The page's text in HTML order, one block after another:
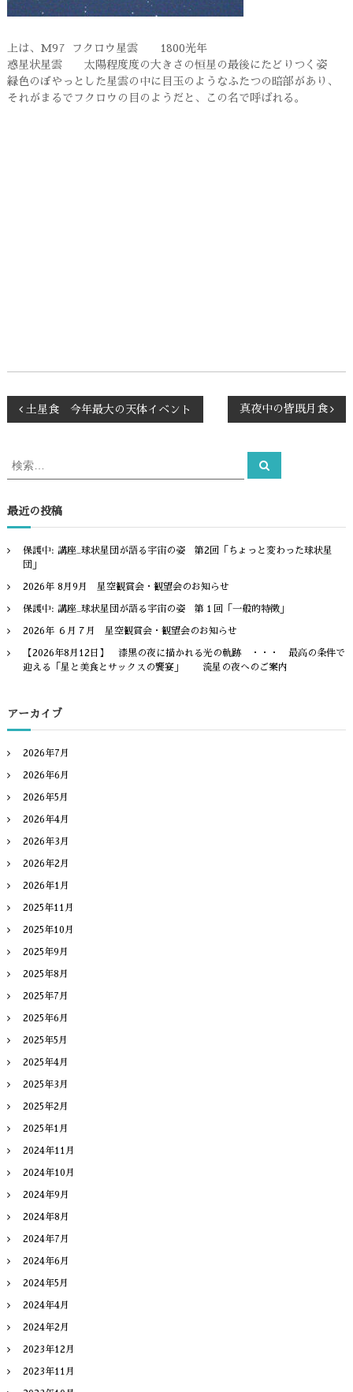
上は、M97 フクロウ星雲 1800光年
惑星状星雲 太陽程度度の大きさの恒星の最後にたどりつく姿
緑色のぼやっとした星雲の中に目玉のようなふたつの暗部があり、
それがまるでフクロウの目のようだと、この名で呼ばれる。
投
ナ
ビ
ゲ
ー
シ
ョ
土星食 今年最大の天体イベント 真夜中の皆既月食
検
象
:
検
索
最近の投稿
保護中: 講座_球状星団が語る宇宙の姿 第2回「ちょっと変わった球状星
団」
2026年 8月9月 星空観賞会・観望会のお知らせ
保護中: 講座_球状星団が語る宇宙の姿 第１回「一般的特徴」
2026年 ６月７月 星空観賞会・観望会のお知らせ
【2026年8月12日】 漆黒の夜に描かれる光の軌跡 ・・・ 最高の条件で
迎える「星と美食とサックスの饗宴」 流星の夜へのご案内
アーカイブ
2026年7月
2026年6月
2026年5月
2026年4月
2026年3月
2026年2月
2026年1月
2025年11月
2025年10月
2025年9月
2025年8月
2025年7月
2025年6月
2025年5月
2025年4月
2025年3月
2025年2月
2025年1月
2024年11月
2024年10月
2024年9月
2024年8月
2024年7月
2024年6月
2024年5月
2024年4月
2024年2月
2023年12月
2023年11月